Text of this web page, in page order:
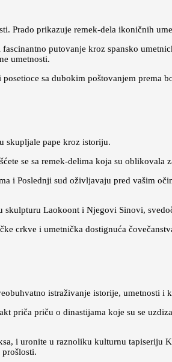
Prado prikazuje remek-dela ikoničnih
putovanje kroz spansko
umetnosti.
sa dubokim poštovanjem prema
skupljale pape kroz istoriju.
se sa remek-delima koja su oblikovala
i Poslednji sud oživljavaju pred vašim
Laokoont i Njegovi Sinovi,
crkve i umetnička dostignuća
istraživanje istorije, umetnosti i
priču o dinastijama koje su se
i uronite u raznoliku kulturnu tapiseriju